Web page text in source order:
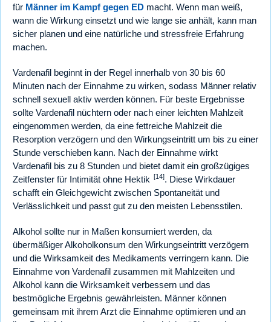
für Männer im Kampf gegen ED macht. Wenn man weiß,
wann die Wirkung einsetzt und wie lange sie anhält, kann man
sicher planen und eine natürliche und stressfreie Erfahrung
machen.
Vardenafil beginnt in der Regel innerhalb von 30 bis 60
Minuten nach der Einnahme zu wirken, sodass Männer relativ
schnell sexuell aktiv werden können. Für beste Ergebnisse
sollte Vardenafil nüchtern oder nach einer leichten Mahlzeit
eingenommen werden, da eine fettreiche Mahlzeit die
Resorption verzögern und den Wirkungseintritt um bis zu einer
Stunde verschieben kann. Nach der Einnahme wirkt
Vardenafil bis zu 8 Stunden und bietet damit ein großzügiges
Zeitfenster für Intimität ohne Hektik [14]. Diese Wirkdauer
schafft ein Gleichgewicht zwischen Spontaneität und
Verlässlichkeit und passt gut zu den meisten Lebensstilen.
Alkohol sollte nur in Maßen konsumiert werden, da
übermäßiger Alkoholkonsum den Wirkungseintritt verzögern
und die Wirksamkeit des Medikaments verringern kann. Die
Einnahme von Vardenafil zusammen mit Mahlzeiten und
Alkohol kann die Wirksamkeit verbessern und das
bestmögliche Ergebnis gewährleisten. Männer können
gemeinsam mit ihrem Arzt die Einnahme optimieren und an